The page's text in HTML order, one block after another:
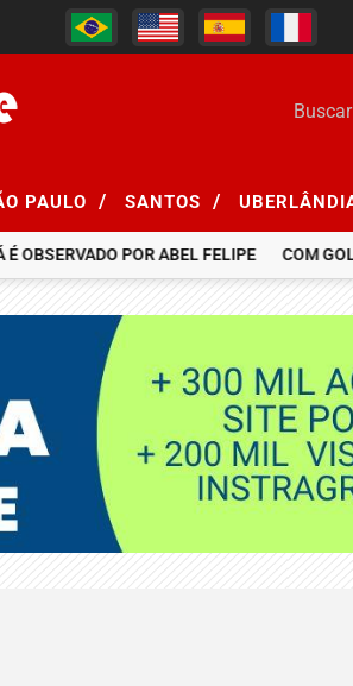
PAULO / SANTOS /
OBSERVADO POR ABEL FELIPE COM